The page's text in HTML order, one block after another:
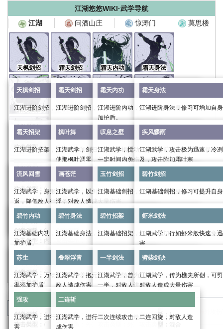
江湖悠悠WIKI·武学导航
江湖 问酒山庄 惊涛门 莫思楼
天枫剑招
天枫剑招
江湖进阶剑招，修习可提升自身武力，加强攻击伤害
武学类别：招式
剑意消耗：
攻击类型：/
武学效果：
武力：18
进阶效果：
武力0/6/19/39/66/99
霜天剑招
霜天剑招
江湖进阶剑招，修习可提升自身武力，加强攻击伤害
武学类别：招式
剑意消耗：
攻击类型： /
武学效果：
武力：18
进阶效果：
武力：0/6/19/39/66/99
霜天内功
霜天内功
江湖进阶内功，修习可提高自身气血上限，为
加护盾。
武学类别：
剑意消耗： /
攻击类型：/
武学效果：
气血系数：4.5
进阶效果：
内力：0/50/151/302/504/756
进入战斗时获得的护盾值：0/50/155/305/505/
霜天身法
霜天身法
江湖进阶身法，修习可增加自
武学类别：身法
剑意消耗：
攻击类型： /
武学效果：
身法：18
内防系数：1.0
进阶效果：
身法：0/6/19/39/66/99
霜天招架
霜天招架
江湖进阶招架，修习可增加自身定力，强化免伤
武学类别：招架
剑意消耗：
攻击类型：
/
武学效果：
根骨：10
招架系数： 24.16%
进阶效果：
根骨：0/33/99/198/330/495
枫叶舞
枫叶舞
江湖武学，剑扫寰宇，引枫叶翩翩，萦绕于侧，也可
使那枫叶凋零，化为尘土，加快自身行动条增长，可
提前取消
武学类别： buff
剑意消耗： 2
攻击类型：外攻
提高自身20% 行动增长速度，每次攻击额外造成
续四息。
枫叶舞·凋零：取消行动增长速度加成，立刻攻击一
次，造成12+25% 外攻伤害。
进阶效果：
0/2.5/7.5/12.5/20/27.5%概率立刻进行普通攻击
叹息之壁
叹息之壁
江湖武学，搅动落枫于身前，化作屏障，保护
一定时间内免伤
武学类别：
剑意消耗：4
武学效果：
攻伤害，持续两息
进阶效果：
0/5/15/25/45/55%概率立刻进行普通攻击
疾风骤雨
疾风骤雨
江湖武学，攻击极为迅速，冷
及，攻击附加霜叶寒
武学类别：
剑意消耗：4
武学效果：
霜叶寒：持续十二息，满4层后
雪30%调息时间且添加一层霜
进阶效果：
0/5/15/25/40/55%概率立刻进
流风回雪
流风回雪
江湖武学，身形轻逸飘摇，在枫叶中腾挪，一击则
返，降低敌人行动条
武学类别：
剑意消耗：6
攻击类型：
武学效果：
对方行动力增长速度50%
。
进阶效果：
0/7.5/22.5/37.5/60/82.5% 概率立刻进行普通攻击
画苍茫
画苍茫
江湖武学，以剑为笔，描绘那苍茫大地，画尽人世沉
浮，对敌人造成大量伤害。
武学类别：
终结技
剑意消耗：/
武学效果：
攻伤害
进阶效果：
此武功基础伤害提升0/8/16/30/45/60%
玉竹剑招
玉竹剑招
江湖基础剑招，修习可提升自身武力，加强攻
武学类别：招式
剑意消耗：
攻击类型：/
武学效果：
武力：16
进阶效果：
碧竹剑招
碧竹剑招
江湖基础剑招，修习可提升自
武学类别：招式
剑意消耗：
攻击类型： /
武学效果：
武力：16
进阶效果：
碧竹内功
碧竹内功
江湖基础内功，修习可提高自身气血上限，为自己添
加护盾。
武学类别：
剑意消耗： /
攻击类型：
武学效果：
气血系数： 4.0
碧竹身法
碧竹身法
江湖基础身法，修习可增加自身防御。
武学类别：身法
剑意消耗：
攻击类型： /
武学效果：
身法：16
内防系数： 1.0
碧竹招架
碧竹招架
江湖基础招架，修习可增加自身定力，强化免伤
武学类别：招架
剑意消耗：
攻击类型： /
武学效果：
招架系数：24.16%
虾米剑法
虾米剑法
江湖武学，行如虾米般快速，
害
武学类别：
剑意消耗：
3
攻击类型：外攻
苏生
苏生
江湖武学，万物复苏，休养生息，恢复自身气血，概
率添加护盾
武学类别：
剑意消耗： 4
攻击类型：
叠翠浮青
叠翠浮青
江湖武学，抱元守一，意随心动，连续回旋打击，对
敌人造成伤害
武学类别：
剑意消耗： 5
攻击类型：
一半剑法
一半剑法
江湖武学，曾为江湖绝学，奈何早年流失一半
一半，对敌人进行多次伤害
剑意消耗：8
劈柴剑诀
劈柴剑诀
江湖武学，传为樵夫所创，可
对敌人造成大量伤害
剑意消耗： /
强攻
强攻
江湖武学，进行强猛攻击，气势逼人，对敌人造成伤
害
二连斩
二连斩
江湖武学，进行二次连续攻击，二连回旋，对敌人造
成伤害
分类： 武学 暗影阁